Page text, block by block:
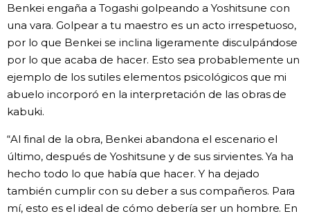
Benkei engaña a Togashi golpeando a Yoshitsune con
una vara. Golpear a tu maestro es un acto irrespetuoso,
por lo que Benkei se inclina ligeramente disculpándose
por lo que acaba de hacer. Esto sea probablemente un
ejemplo de los sutiles elementos psicológicos que mi
abuelo incorporó en la interpretación de las obras de
kabuki.
“Al final de la obra, Benkei abandona el escenario el
último, después de Yoshitsune y de sus sirvientes. Ya ha
hecho todo lo que había que hacer. Y ha dejado
también cumplir con su deber a sus compañeros. Para
mí, esto es el ideal de cómo debería ser un hombre. En